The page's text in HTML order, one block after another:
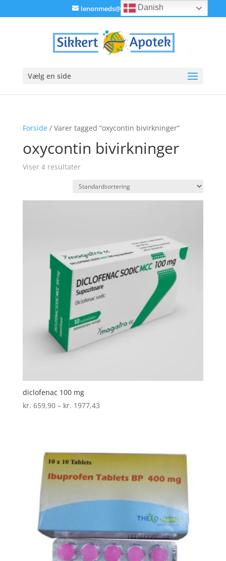
lenonmeds@gmail.com
Vælg en side
Forside/ Varer tagged “oxycontin bivirkninger”
oxycontin bivirkninger
Viser 4 resultater
diclofenac 100 mg
kr. 659,90 – kr. 1977,43Prisinterval:
Danish